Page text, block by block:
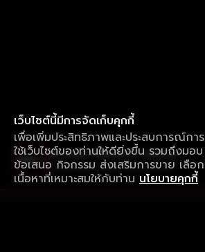
เว็บไซต์นี้มีการจัดเก็บคุกกี้
เพื่อเพิ่มประสิทธิภาพและประสบการณ์การ
ใช้เว็บไซต์ของท่านให้ดียิ่งขึ้น รวมถึงมอบ
ข้อเสนอ กิจกรรม ส่งเสริมการขาย เลือก
เนื้อหาที่เหมาะสมให้กับท่าน นโยบายคุกกี้
ใช้งานแอป ลื่นไหลกว่า ไม่มีสะดุด
ดาวน์โหลดแอปเพื่อการรับชมที่ดีกว่า